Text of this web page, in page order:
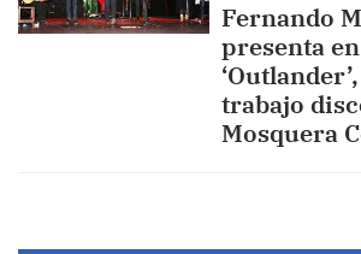
Fernando
presenta
trabajo
Mosquera